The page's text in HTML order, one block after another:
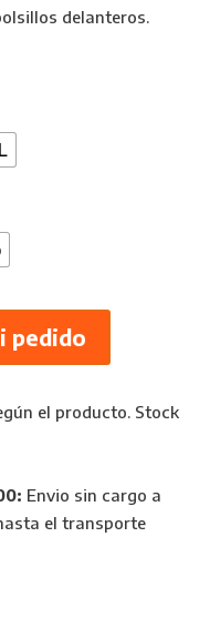
delanteros.
pedido
el producto. Stock
Envio sin cargo a
el transporte